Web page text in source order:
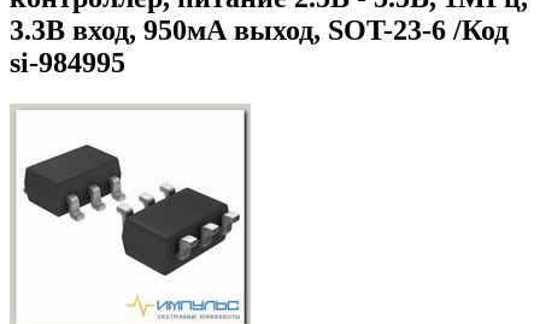
3.3В вход, 950мА выход, SOT-23-6 /Код
si-984995